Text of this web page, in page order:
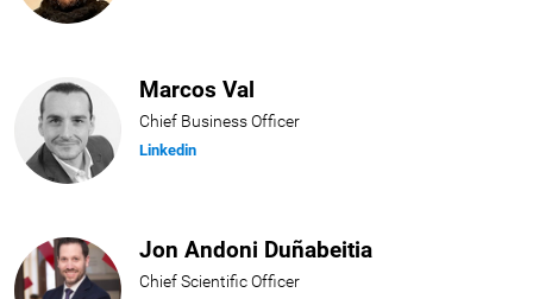
Marcos Val
Chief Business Officer
Linkedin
Jon Andoni Duñabeitia
Chief Scientific Officer